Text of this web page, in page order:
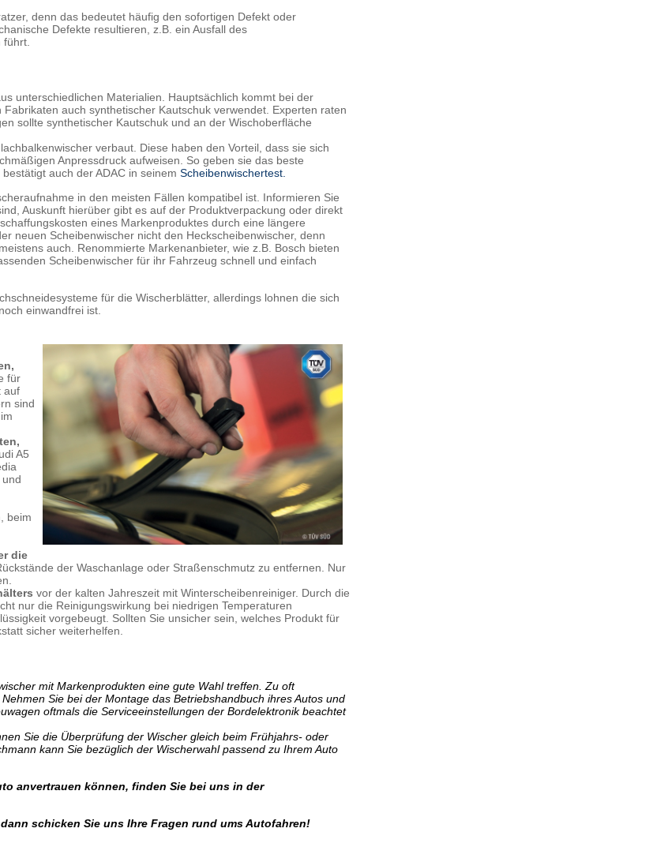
denn das bedeutet häufig den sofortigen Defekt oder
Defekte resultieren, z.B. ein Ausfall des
führt.
unterschiedlichen Materialien. Hauptsächlich kommt bei der
auch synthetischer Kautschuk verwendet. Experten raten
sollte synthetischer Kautschuk und an der Wischoberfläche
verbaut. Diese haben den Vorteil, dass sie sich
Anpressdruck aufweisen. So geben sie das beste
auch der ADAC in seinem Scheibenwischertest.
in den meisten Fällen kompatibel ist. Informieren Sie
Auskunft hierüber gibt es auf der Produktverpackung oder direkt
eines Markenproduktes durch eine längere
neuen Scheibenwischer nicht den Heckscheibenwischer, denn
auch. Renommierte Markenanbieter, wie z.B. Bosch bieten
Scheibenwischer für ihr Fahrzeug schnell und einfach
für die Wischerblätter, allerdings lohnen die sich
einwandfrei ist.
für
auf
sind
A5
beim
die
der Waschanlage oder Straßenschmutz zu entfernen. Nur
vor der kalten Jahreszeit mit Winterscheibenreiniger. Durch die
nur die Reinigungswirkung bei niedrigen Temperaturen
vorgebeugt. Sollten Sie unsicher sein, welches Produkt für
sicher weiterhelfen.
mit Markenprodukten eine gute Wahl treffen. Zu oft
Sie bei der Montage das Betriebshandbuch ihres Autos und
oftmals die Serviceeinstellungen der Bordelektronik beachtet
Sie die Überprüfung der Wischer gleich beim Frühjahrs- oder
kann Sie bezüglich der Wischerwahl passend zu Ihrem Auto
anvertrauen können, finden Sie bei uns in der
schicken Sie uns Ihre Fragen rund ums Autofahren!